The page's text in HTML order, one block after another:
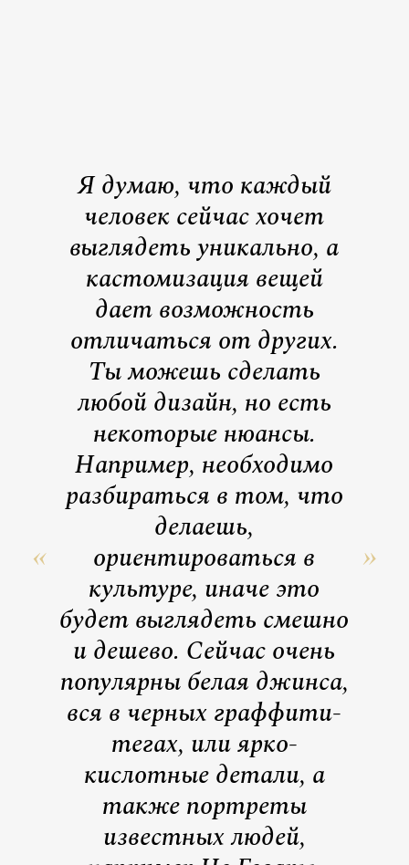
Я думаю, что каждый
человек сейчас хочет
выглядеть уникально, а
кастомизация вещей
дает возможность
отличаться от других.
Ты можешь сделать
любой дизайн, но есть
некоторые нюансы.
Например, необходимо
разбираться в том, что
делаешь,
ориентироваться в
культуре, иначе это
будет выглядеть смешно
и дешево. Сейчас очень
популярны белая джинса,
вся в черных граффити-
тегах, или ярко-
кислотные детали, а
также портреты
известных людей,